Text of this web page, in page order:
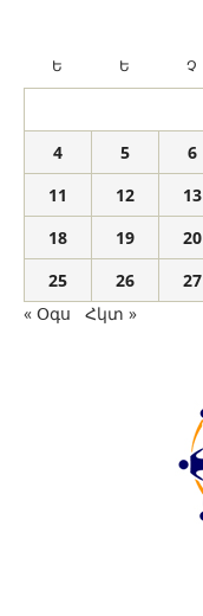
Ե Ե Չ
4
5 6
11
12 13
18
19 20
25
26 27
« Օգս
Հկտ »